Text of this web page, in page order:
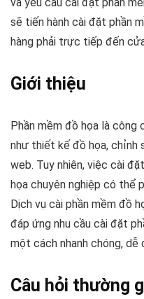
sẽ tiến hành cài đặt phần
hàng phải trực tiếp đến
Giới thiệu
Phần mềm đồ họa là
như thiết kế đồ họa, chỉnh
web. Tuy nhiên, việc cài
họa chuyên nghiệp có thể
Dịch vụ cài phần mềm đồ
đáp ứng nhu cầu cài đặt
một cách nhanh chóng, dễ
Câu hỏi thường